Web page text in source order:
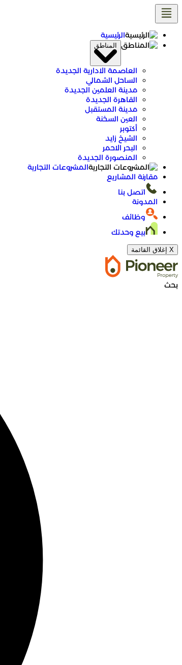
تخطى
إلى
الرئيسية
المناطق
العاصمة الادارية الجديدة
الساحل الشمالي
مدينة العلمين الجديدة
القاهرة الجديدة
مدينة المستقبل
العين السخنة
أكتوبر
الشيخ زايد
البحر الاحمر
المنصورة الجديدة
المشروعات التجارية
مقارنة المشاريع
اتصل بنا
المدونة
وظائف
بيع وحدتك
X إغلاق القائمة
بحث